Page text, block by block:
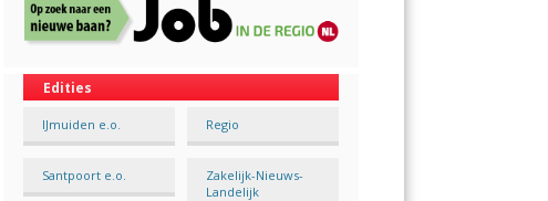
Edities
IJmuiden e.o. Regio
Santpoort e.o.
Zakelijk-Nieuws-
Landelijk